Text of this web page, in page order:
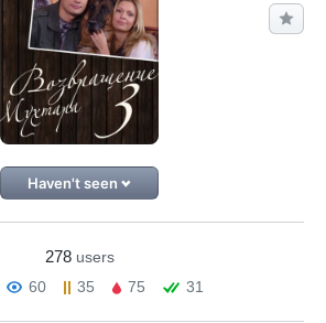
Haven't seen
278 users
60 35 75 31